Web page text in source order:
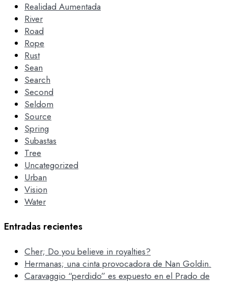
Realidad Aumentada
River
Road
Rope
Rust
Sean
Search
Second
Seldom
Source
Spring
Subastas
Tree
Uncategorized
Urban
Vision
Water
Entradas recientes
Cher; Do you believe in royalties?
Hermanas; una cinta provocadora de Nan Goldin.
Caravaggio “perdido” es expuesto en el Prado de